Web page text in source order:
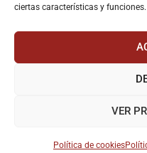
ciertas características y funciones.
VER
Política de cookies